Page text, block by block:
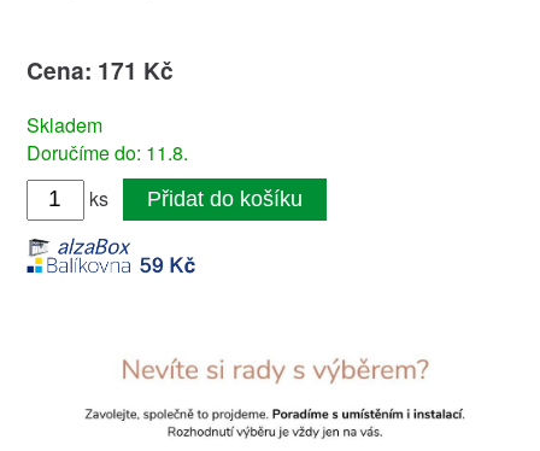
Cena: 171 Kč
Skladem
Doručíme do: 11.8.
ks
Přidat do košíku